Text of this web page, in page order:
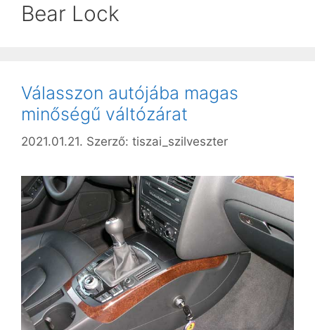
Bear Lock
Válasszon autójába magas
minőségű váltózárat
2021.01.21. Szerző: tiszai_szilveszter